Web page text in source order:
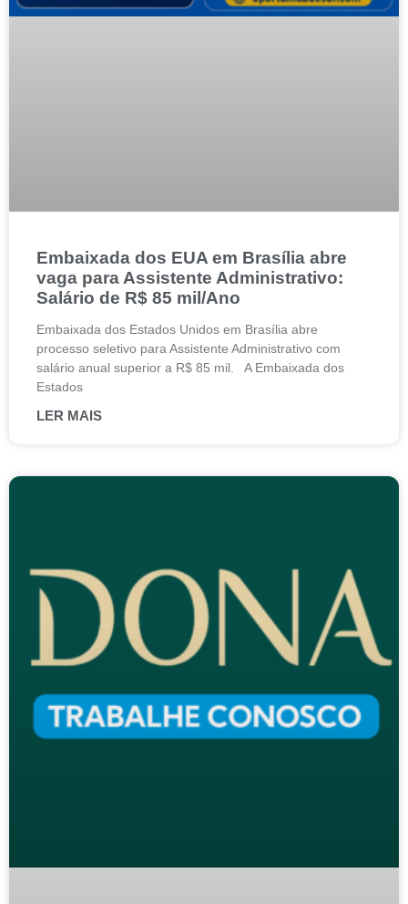
Embaixada dos EUA em Brasília abre
vaga para Assistente Administrativo:
Salário de R$ 85 mil/Ano
Embaixada dos Estados Unidos em Brasília abre
processo seletivo para Assistente Administrativo com
salário anual superior a R$ 85 mil. A Embaixada dos
Estados
LER MAIS